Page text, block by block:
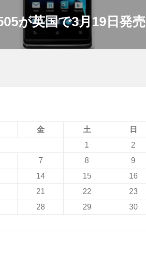
が英国で3月19日発売
金 土
日
1
2
7 8
9
14 15
16
21 22
23
28 29
30